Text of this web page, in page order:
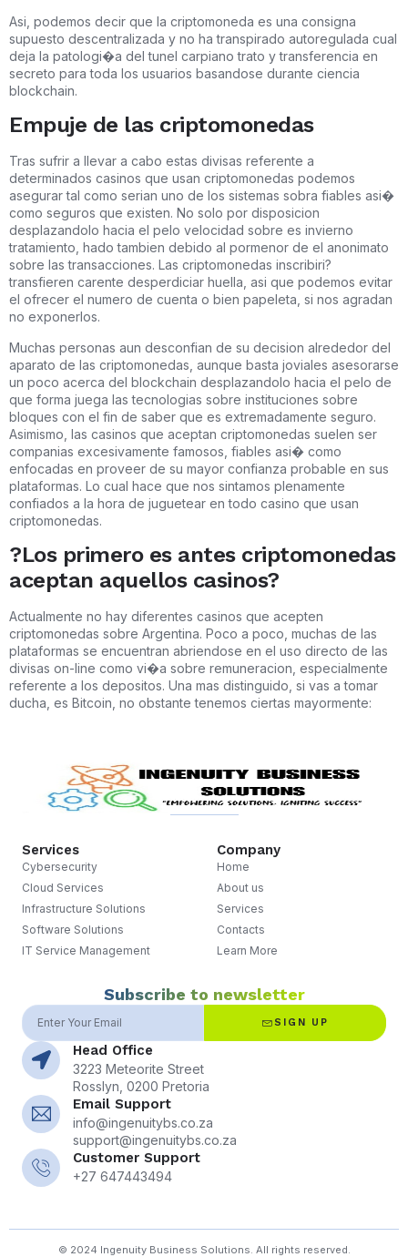
Asi, podemos decir que la criptomoneda es una consigna
supuesto descentralizada y no ha transpirado autoregulada cual
deja la patologi�a del tunel carpiano trato y transferencia en
secreto para toda los usuarios basandose durante ciencia
blockchain.
Empuje de las criptomonedas
Tras sufrir a llevar a cabo estas divisas referente a
determinados casinos que usan criptomonedas podemos
asegurar tal como serian uno de los sistemas sobra fiables asi�
como seguros que existen. No solo por disposicion
desplazandolo hacia el pelo velocidad sobre es invierno
tratamiento, hado tambien debido al pormenor de el anonimato
sobre las transacciones. Las criptomonedas inscribiri?
transfieren carente desperdiciar huella, asi que podemos evitar
el ofrecer el numero de cuenta o bien papeleta, si nos agradan
no exponerlos.
Muchas personas aun desconfian de su decision alrededor del
aparato de las criptomonedas, aunque basta joviales asesorarse
un poco acerca del blockchain desplazandolo hacia el pelo de
que forma juega las tecnologias sobre instituciones sobre
bloques con el fin de saber que es extremadamente seguro.
Asimismo, las casinos que aceptan criptomonedas suelen ser
companias excesivamente famosos, fiables asi� como
enfocadas en proveer de su mayor confianza probable en sus
plataformas. Lo cual hace que nos sintamos plenamente
confiados a la hora de juguetear en todo casino que usan
criptomonedas.
?Los primero es antes criptomonedas
aceptan aquellos casinos?
Actualmente no hay diferentes casinos que acepten
criptomonedas sobre Argentina. Poco a poco, muchas de las
plataformas se encuentran abriendose en el uso directo de las
divisas on-line como vi�a sobre remuneracion, especialmente
referente a los depositos. Una mas distinguido, si vas a tomar
ducha, es Bitcoin, no obstante tenemos ciertas mayormente:
Services
Cybersecurity
Cloud Services
Infrastructure Solutions
Software Solutions
IT Service Management
Company
Home
About us
Services
Contacts
Learn More
Subscribe to newsletter
SIGN UP
Head Office
3223 Meteorite Street
Rosslyn, 0200 Pretoria
Email Support
info@ingenuitybs.co.za
support@ingenuitybs.co.za
Customer Support
+27 647443494
© 2024 Ingenuity Business Solutions. All rights reserved.